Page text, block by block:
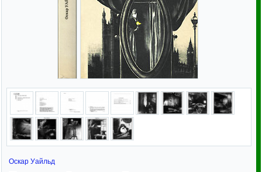
Оскар Уайльд